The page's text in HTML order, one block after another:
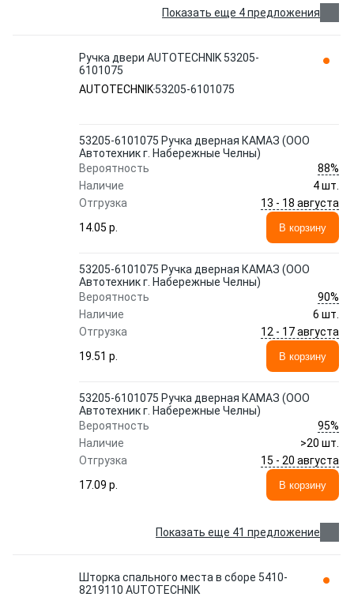
Показать еще 4 предложения
Ручка двери AUTOTECHNIK 53205-
6101075
AUTOTECHNIK53205-6101075
53205-6101075 Ручка дверная КАМАЗ (ООО
Автотехник г. Набережные Челны)
Вероятность
88%
Наличие
4 шт.
Отгрузка
13 - 18 августа
14.05 p.
В корзину
53205-6101075 Ручка дверная КАМАЗ (ООО
Автотехник г. Набережные Челны)
Вероятность
90%
Наличие
6 шт.
Отгрузка
12 - 17 августа
19.51 p.
В корзину
53205-6101075 Ручка дверная КАМАЗ (ООО
Автотехник г. Набережные Челны)
Вероятность
95%
Наличие
>20 шт.
Отгрузка
15 - 20 августа
17.09 p.
В корзину
Показать еще 41 предложение
Шторка спального места в сборе 5410-
8219110 AUTOTECHNIK